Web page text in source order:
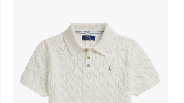
دليل مستلزمات الجمال
أبرز الماركات